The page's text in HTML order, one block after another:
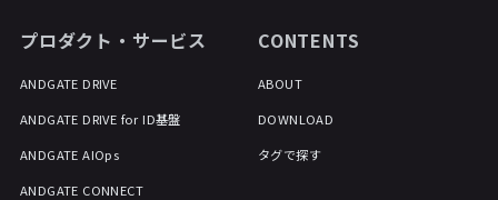
プロダクト・サービス
ANDGATE DRIVE
ANDGATE DRIVE for ID基盤
ANDGATE AIOps
ANDGATE CONNECT
CONTENTS
ABOUT
DOWNLOAD
タグで探す